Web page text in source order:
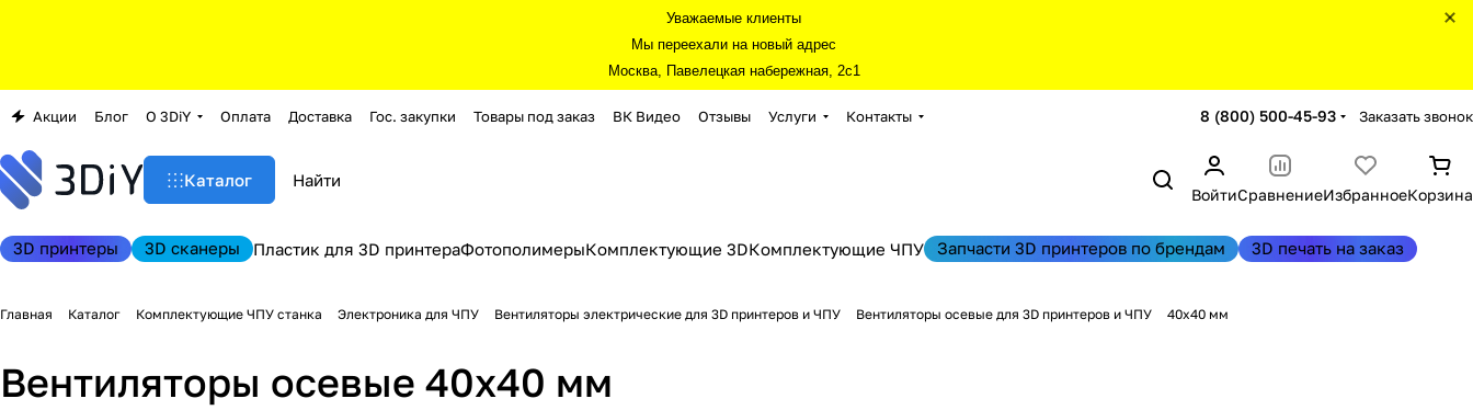
Уважаемые клиенты
Мы переехали на новый адрес
Москва, Павелецкая набережная, 2с1
Акции Блог О 3DiY Оплата Доставка Гос. закупки Товары под заказ ВК Видео Отзывы Услуги Контакты 8 (800) 500-45-93 Заказать звонок
Каталог
ВойтиСравнениеИзбранноеКорзина
3D принтеры 3D сканеры Пластик для 3D принтераФотополимерыКомплектующие 3DКомплектующие ЧПУ Запчасти 3D принтеров по брендам 3D печать на заказ
Главная Каталог Комплектующие ЧПУ станка Электроника для ЧПУ Вентиляторы электрические для 3D принтеров и ЧПУ Вентиляторы осевые для 3D принтеров и ЧПУ 40x40 мм
Вентиляторы осевые 40x40 мм